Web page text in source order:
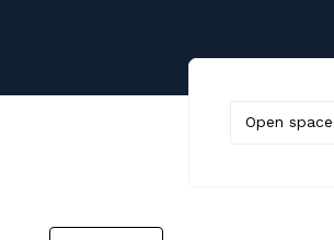
Open space